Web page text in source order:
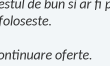
de bun si ar fi
oferte.